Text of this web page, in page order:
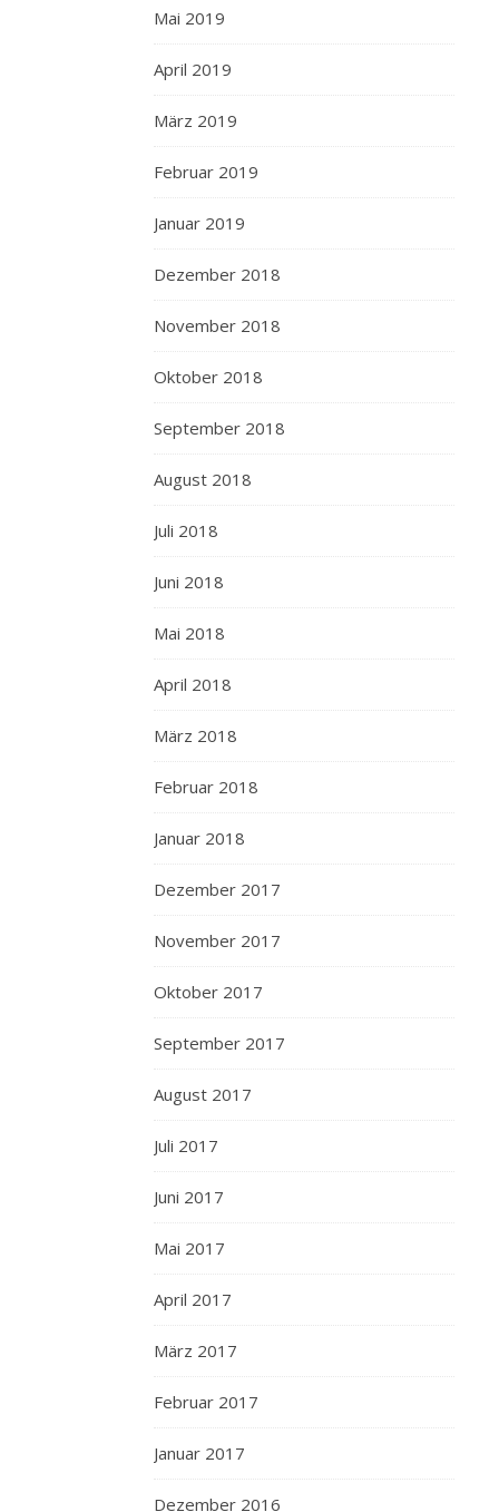
Mai 2019
April 2019
März 2019
Februar 2019
Januar 2019
Dezember 2018
November 2018
Oktober 2018
September 2018
August 2018
Juli 2018
Juni 2018
Mai 2018
April 2018
März 2018
Februar 2018
Januar 2018
Dezember 2017
November 2017
Oktober 2017
September 2017
August 2017
Juli 2017
Juni 2017
Mai 2017
April 2017
März 2017
Februar 2017
Januar 2017
Dezember 2016